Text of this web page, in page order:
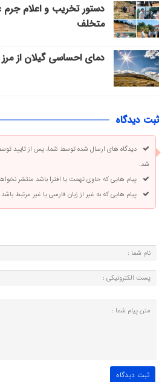
دستور تخریب و اعلام جرم
متخلف
دمای احساسی گیلان از مرز ۴۰ درجه عبور می‌کند
ثبت دیدگاه
دیدگاه های ارسال شده توسط شما، پس از تایید
شد.
پیام هایی که حاوی تهمت یا افترا باشد منتشر
پیام هایی که به غیر از زبان فارسی یا غیر مرتبط